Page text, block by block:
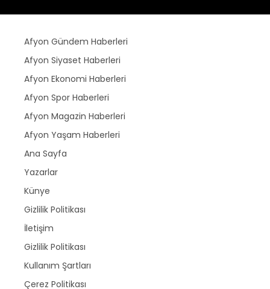
Afyon Gündem Haberleri
Afyon Siyaset Haberleri
Afyon Ekonomi Haberleri
Afyon Spor Haberleri
Afyon Magazin Haberleri
Afyon Yaşam Haberleri
Ana Sayfa
Yazarlar
Künye
Gizlilik Politikası
İletişim
Gizlilik Politikası
Kullanım Şartları
Çerez Politikası